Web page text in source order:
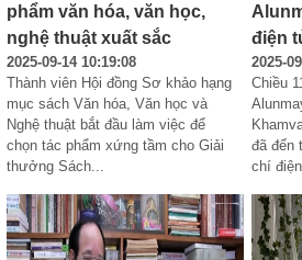
phẩm văn hóa, văn học,
nghệ thuật xuất sắc
2025-09-14 10:19:08
Thành viên Hội đồng Sơ khảo hạng
mục sách Văn hóa, Văn học và
Nghệ thuật bắt đầu làm việc để
chọn tác phẩm xứng tầm cho Giải
thưởng Sách...
điện
2025-
Chiều
đã đến
chí